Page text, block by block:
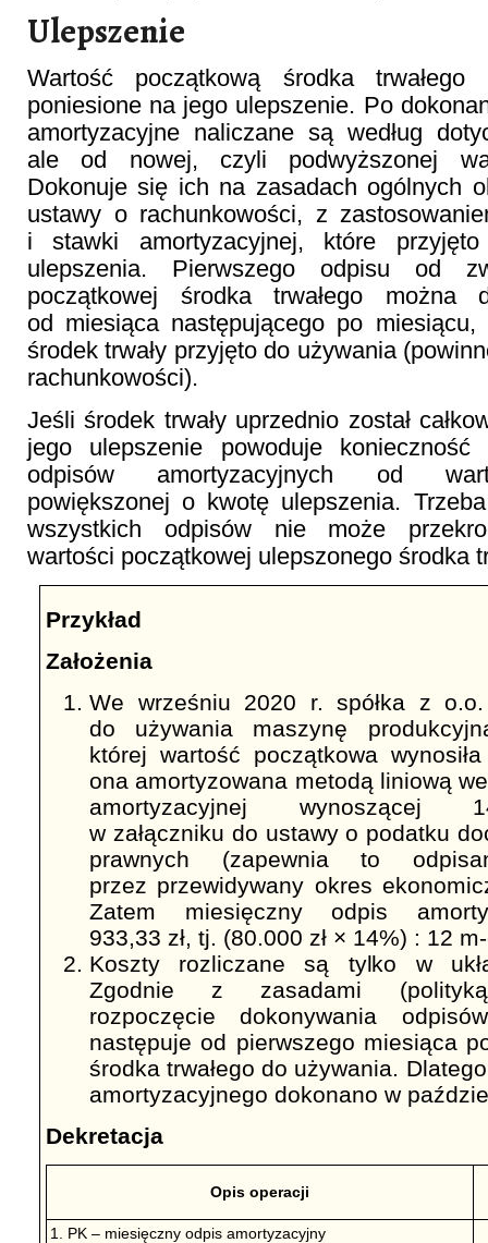
Ulepszenie
Wartość początkową środka trwałego
poniesione na jego ulepszenie. Po
amortyzacyjne naliczane są według
ale od nowej, czyli podwyższonej
Dokonuje się ich na zasadach ogólnych
ustawy o rachunkowości, z
i stawki amortyzacyjnej, które
ulepszenia. Pierwszego odpisu od
początkowej środka trwałego można
od miesiąca następującego po
środek trwały przyjęto do używania
rachunkowości).
Jeśli środek trwały uprzednio został
jego ulepszenie powoduje konieczność
odpisów amortyzacyjnych od
powiększonej o kwotę ulepszenia.
wszystkich odpisów nie może
wartości początkowej ulepszonego środka
Przykład
Założenia
We wrześniu 2020 r. spółka z o.o.
do używania maszynę
której wartość początkowa
ona amortyzowana metodą liniową
amortyzacyjnej wynoszącej
w załączniku do ustawy o podatku
prawnych (zapewnia to
przez przewidywany okres
Zatem miesięczny odpis
933,33 zł, tj. (80.000 zł × 14%) : 12
Koszty rozliczane są tylko w
Zgodnie z zasadami
rozpoczęcie dokonywania
następuje od pierwszego miesiąca
środka trwałego do używania.
amortyzacyjnego dokonano w
Dekretacja
Opis operacji
1. PK – miesięczny odpis amortyzacyjny